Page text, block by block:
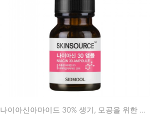
나이아신아마이드 30% 생기, 모공을 위한 믹스템!